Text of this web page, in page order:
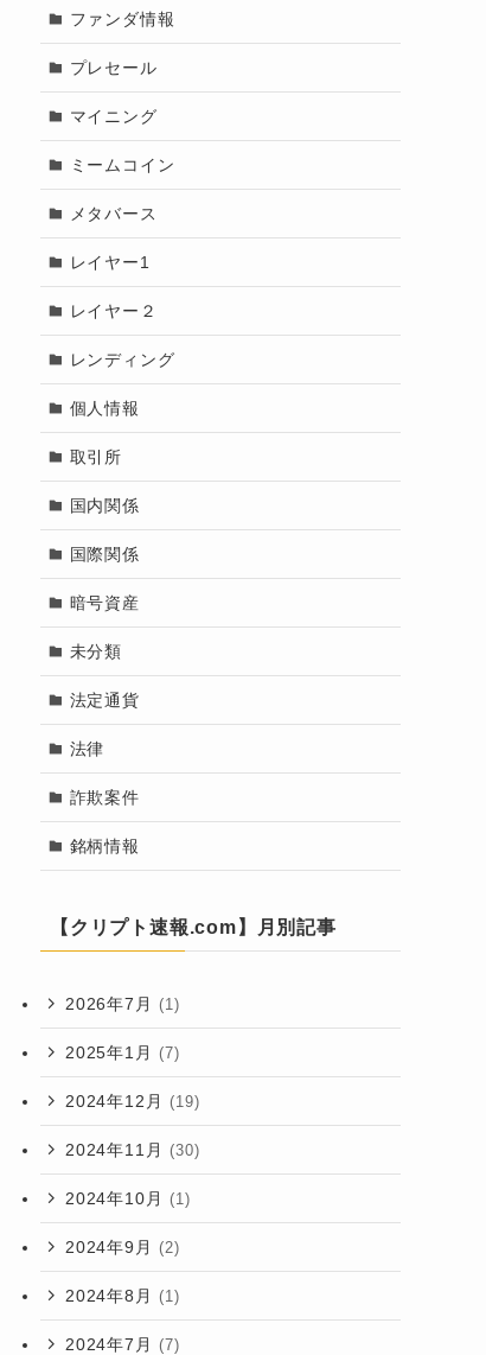
ファンダ情報
プレセール
マイニング
ミームコイン
メタバース
レイヤー1
レイヤー２
レンディング
個人情報
取引所
国内関係
国際関係
暗号資産
未分類
法定通貨
法律
詐欺案件
銘柄情報
【クリプト速報.com】月別記事
2026年7月 (1)
2025年1月 (7)
2024年12月 (19)
2024年11月 (30)
2024年10月 (1)
2024年9月 (2)
2024年8月 (1)
2024年7月 (7)